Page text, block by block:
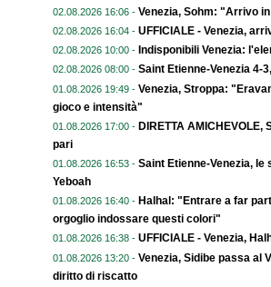
02.08.2026 16:06 - Venezia, Sohm: "Arrivo
02.08.2026 16:04 - UFFICIALE - Venezia,
02.08.2026 10:00 - Indisponibili Venezia:
02.08.2026 08:00 - Saint Etienne-Venezia 4-
01.08.2026 19:49 - Venezia, Stroppa:
gioco e intensità"
01.08.2026 17:00 - DIRETTA
pari
01.08.2026 16:53 - Saint Etienne-Venezia,
Yeboah
01.08.2026 16:40 - Halhal: "Entrare a far
orgoglio indossare questi colori"
01.08.2026 16:38 - UFFICIALE - Venezia,
01.08.2026 13:20 - Venezia, Sidibe passa al
diritto di riscatto